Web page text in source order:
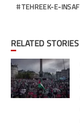
TEHREEK-E-INSAF
RELATED STORIES